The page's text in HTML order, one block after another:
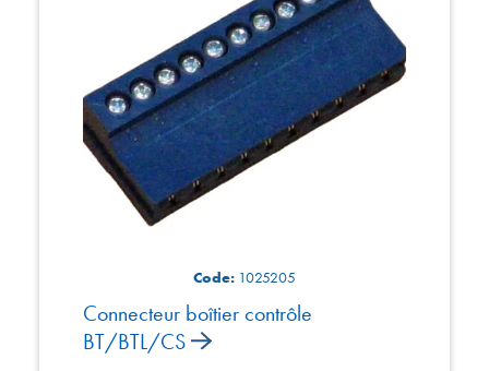
Code: 1025205
Connecteur boîtier contrôle
BT/BTL/CS